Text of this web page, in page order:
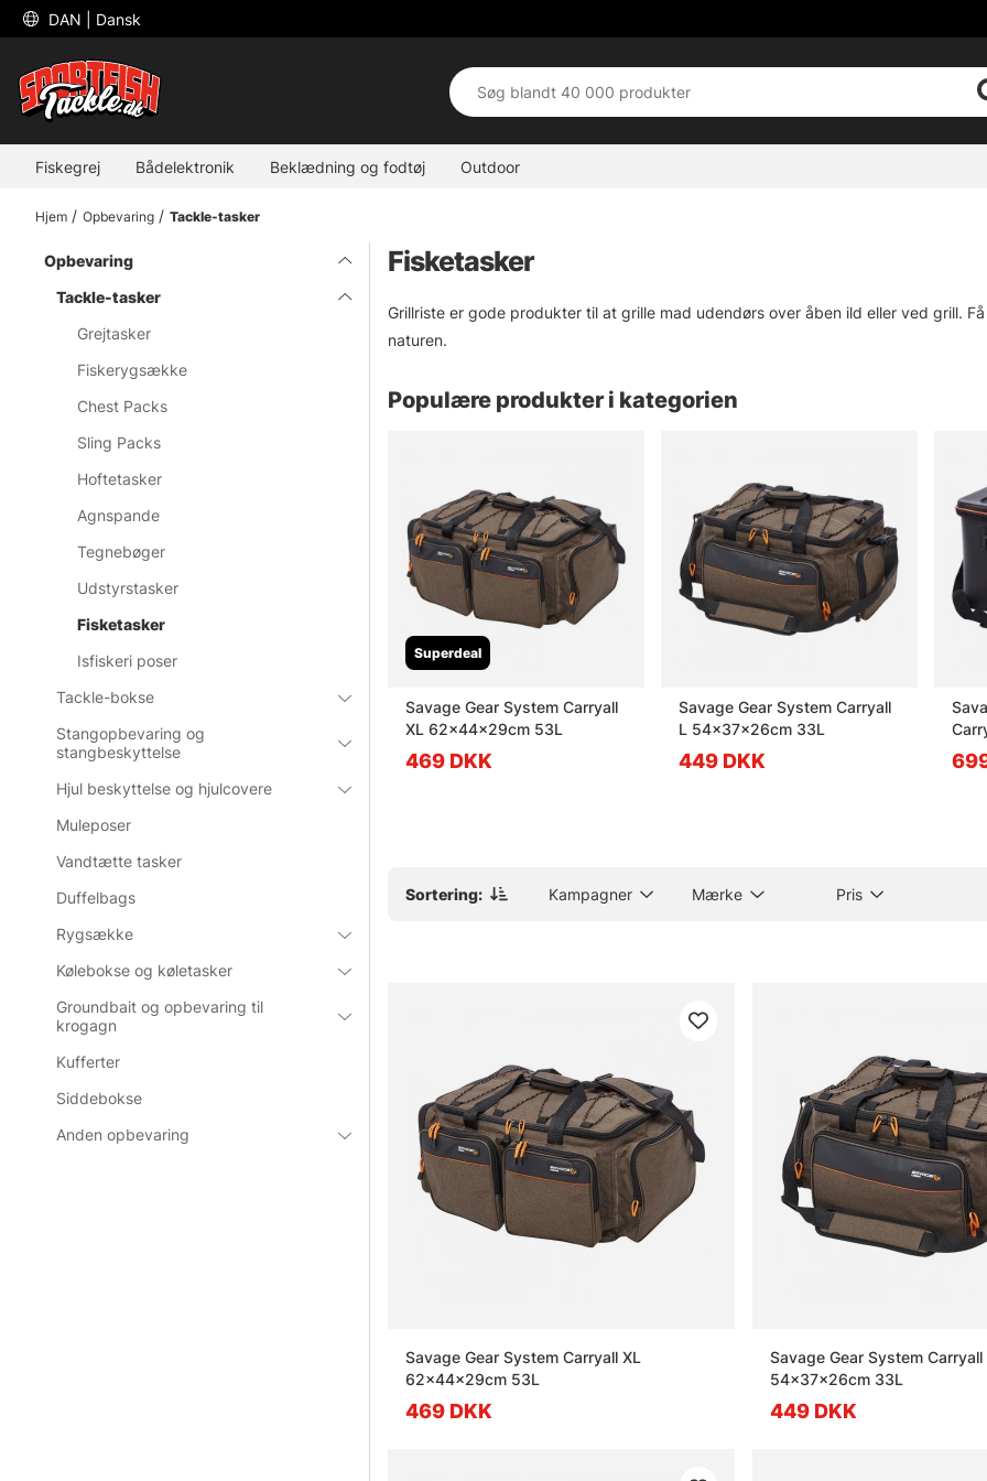
DAN | Dansk
Fiskegrej Bådelektronik Beklædning og fodtøj Outdoor
Hjem Opbevaring Tackle-tasker
Opbevaring
Tackle-tasker
Grejtasker
Fiskerygsække
Chest Packs
Sling Packs
Hoftetasker
Agnspande
Tegnebøger
Udstyrstasker
Fisketasker
Isfiskeri poser
Tackle-bokse
Stangopbevaring og
stangbeskyttelse
Hjul beskyttelse og hjulcovere
Muleposer
Vandtætte tasker
Duffelbags
Rygsække
Kølebokse og køletasker
Groundbait og opbevaring til
krogagn
Kufferter
Siddebokse
Anden opbevaring
Fisketasker
Grillriste er gode produkter til at grille mad udendørs over åben ild eller ved grill.
naturen.
Populære produkter i kategorien
Railblaza Gear Hub
1099 DKK
Superdeal
Savage Gear System Carryall
XL 62x44x29cm 53L
469 DKK
Savage Gear System Carryall
L 54x37x26cm 33L
449 DKK
Sortering: Kampagner Mærke Pris
Savage Gear System Carryall XL
62x44x29cm 53L
469 DKK
Savage Gear System Carryall
54x37x26cm 33L
449 DKK